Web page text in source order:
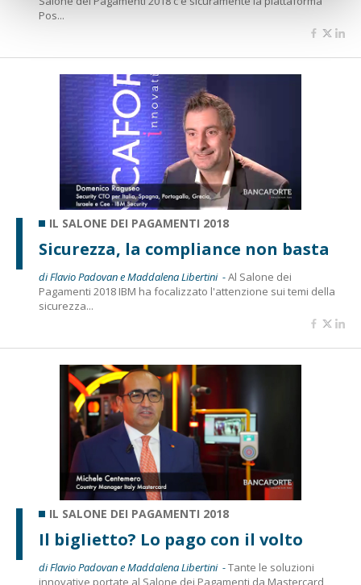
Pos...
IL SALONE DEI PAGAMENTI 2018
Sicurezza, la compliance non basta
di Flavio Padovan e Maddalena Libertini -Al Salone dei
Pagamenti 2018 IBM ha focalizzato l'attenzione sui temi della
sicurezza...
IL SALONE DEI PAGAMENTI 2018
Il biglietto? Lo pago con il volto
di Flavio Padovan e Maddalena Libertini -Tante le soluzioni
innovative portate al Salone dei Pagamenti da Mastercard,